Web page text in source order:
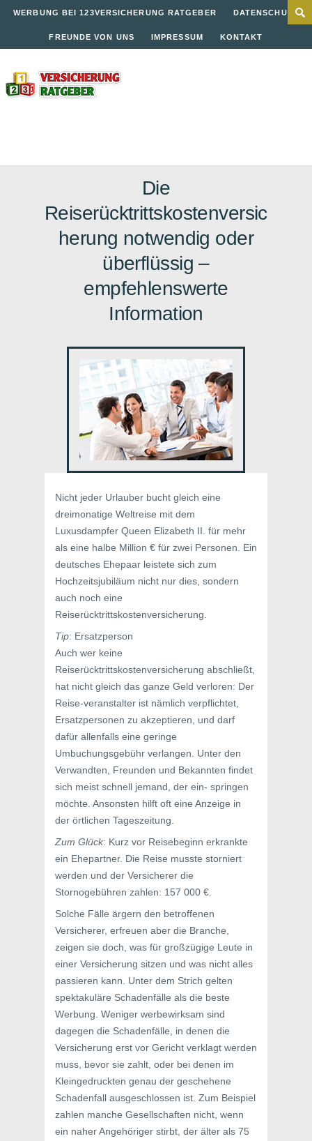
WERBUNG BEI 123VERSICHERUNG RATGEBER DATENSCHUTZ
FREUNDE VON UNS IMPRESSUM KONTAKT
Die
Reiserücktrittskostenversic
herung notwendig oder
überflüssig –
empfehlenswerte
Information
Nicht jeder Urlauber bucht gleich eine
dreimonatige Weltreise mit dem
Luxusdampfer Queen Elizabeth II. für mehr
als eine halbe Million € für zwei Personen. Ein
deutsches Ehepaar leistete sich zum
Hochzeitsjubiläum nicht nur dies, sondern
auch noch eine
Reiserücktrittskostenversicherung.
Tip: Ersatzperson
Auch wer keine
Reiserücktrittskostenversicherung abschließt,
hat nicht gleich das ganze Geld verloren: Der
Reise-veranstalter ist nämlich verpflichtet,
Ersatzpersonen zu akzeptieren, und darf
dafür allenfalls eine geringe
Umbuchungsgebühr verlangen. Unter den
Verwandten, Freunden und Bekannten findet
sich meist schnell jemand, der ein- springen
möchte. Ansonsten hilft oft eine Anzeige in
der örtlichen Tageszeitung.
Zum Glück: Kurz vor Reisebeginn erkrankte
ein Ehepartner. Die Reise musste storniert
werden und der Versicherer die
Stornogebühren zahlen: 157 000 €.
Solche Fälle ärgern den betroffenen
Versicherer, erfreuen aber die Branche,
zeigen sie doch, was für großzügige Leute in
einer Versicherung sitzen und was nicht alles
passieren kann. Unter dem Strich gelten
spektakuläre Schadenfälle als die beste
Werbung. Weniger werbewirksam sind
dagegen die Schadenfälle, in denen die
Versicherung erst vor Gericht verklagt werden
muss, bevor sie zahlt, oder bei denen im
Kleingedruckten genau der geschehene
Schadenfall ausgeschlossen ist. Zum Beispiel
zahlen manche Gesellschaften nicht, wenn
ein naher Angehöriger stirbt, der älter als 75